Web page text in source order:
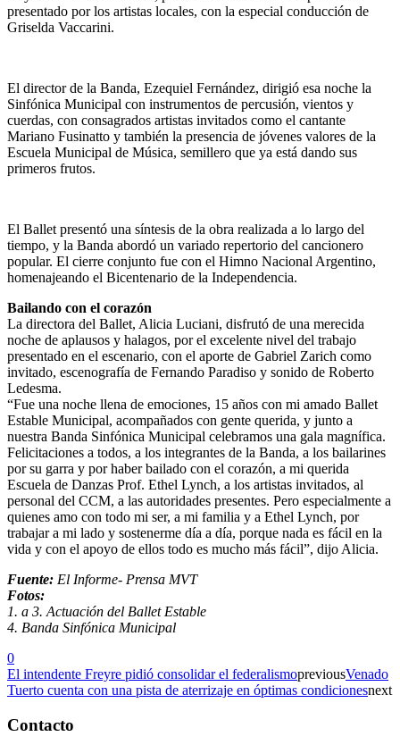
presentado por los artistas locales, con la especial conducción de
Griselda Vaccarini.
El director de la Banda, Ezequiel Fernández, dirigió esa noche la
Sinfónica Municipal con instrumentos de percusión, vientos y
cuerdas, con consagrados artistas invitados como el cantante
Mariano Fusinatto y también la presencia de jóvenes valores de la
Escuela Municipal de Música, semillero que ya está dando sus
primeros frutos.
El Ballet presentó una síntesis de la obra realizada a lo largo del
tiempo, y la Banda abordó un variado repertorio del cancionero
popular. El cierre conjunto fue con el Himno Nacional Argentino,
homenajeando el Bicentenario de la Independencia.
Bailando con el corazón
La directora del Ballet, Alicia Luciani, disfrutó de una merecida
noche de aplausos y halagos, por el excelente nivel del trabajo
presentado en el escenario, con el aporte de Gabriel Zarich como
invitado, escenografía de Fernando Paradiso y sonido de Roberto
Ledesma.
“Fue una noche llena de emociones, 15 años con mi amado Ballet
Estable Municipal, acompañados con gente querida, y junto a
nuestra Banda Sinfónica Municipal celebramos una gala magnífica.
Felicitaciones a todos, a los integrantes de la Banda, a los bailarines
por su garra y por haber bailado con el corazón, a mi querida
Escuela de Danzas Prof. Ethel Lynch, a los artistas invitados, al
personal del CCM, a las autoridades presentes. Pero especialmente a
quienes amo con todo mi ser, a mi familia y a Ethel Lynch, por
trabajar a mi lado y sostenerme día a día, porque nada es fácil en la
vida y con el apoyo de ellos todo es mucho más fácil”, dijo Alicia.
Fuente: El Informe- Prensa MVT
Fotos:
1. a 3. Actuación del Ballet Estable
4. Banda Sinfónica Municipal
0
El intendente Freyre pidió consolidar el federalismopreviousVenado
Tuerto cuenta con una pista de aterrizaje en óptimas condicionesnext
Contacto